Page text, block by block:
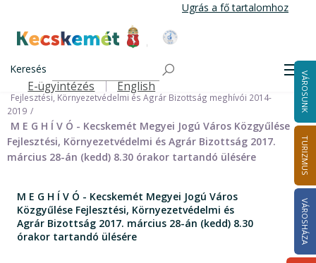
tartalomra
Ugrás a fő tartalomhoz
Kecskemét Város Honlapja
Keresés
Felső navigáció
E-ügyintézés English VÁROSUNK
TURIZMUS
VÁROSHÁZA
Önkormányzat
Bizottságok 2014-2024
Fejlesztési, Környezetvédelmi és Agrár Bizottság 2014-2019
Fejlesztési, Környezetvédelmi és Agrár Bizottság meghívói 2014-
2019
M E G H Í V Ó - Kecskemét Megyei Jogú Város Közgyűlése
Fejlesztési, Környezetvédelmi és Agrár Bizottság 2017.
március 28-án (kedd) 8.30 órakor tartandó ülésére
M E G H Í V Ó - Kecskemét Megyei Jogú Város
Közgyűlése Fejlesztési, Környezetvédelmi és
Agrár Bizottság 2017. március 28-án (kedd) 8.30
órakor tartandó ülésére